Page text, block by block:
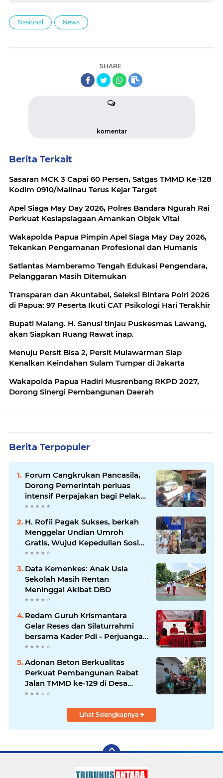
Nasional News
SHARE
komentar
Berita Terkait
Sasaran MCK 3 Capai 60 Persen, Satgas TMMD Ke-128
Kodim 0910/Malinau Terus Kejar Target
Apel Siaga May Day 2026, Polres Bandara Ngurah Rai
Perkuat Kesiapsiagaan Amankan Objek Vital
Wakapolda Papua Pimpin Apel Siaga May Day 2026,
Tekankan Pengamanan Profesional dan Humanis
Satlantas Mamberamo Tengah Edukasi Pengendara,
Pelanggaran Masih Ditemukan
Transparan dan Akuntabel, Seleksi Bintara Polri 2026
di Papua: 97 Peserta Ikuti CAT Psikologi Hari Terakhir
Bupati Malang. H. Sanusi tinjau Puskesmas Lawang,
akan Siapkan Ruang Rawat inap.
Menuju Persit Bisa 2, Persit Mulawarman Siap
Kenalkan Keindahan Sulam Tumpar di Jakarta
Wakapolda Papua Hadiri Musrenbang RKPD 2027,
Dorong Sinergi Pembangunan Daerah
Berita Terpopuler
Forum Cangkrukan Pancasila,
Dorong Pemerintah perluas
intensif Perpajakan bagi Pelaku
Usaha UMKM.
H. Rofii Pagak Sukses, berkah
Menggelar Undian Umroh
Gratis, Wujud Kepedulian Sosial
berbagi.
Data Kemenkes: Anak Usia
Sekolah Masih Rentan
Meninggal Akibat DBD
Redam Guruh Krismantara
Gelar Reses dan Silaturrahmi
bersama Kader Pdi - Perjuangan
Se -Kecamatan Lawang.
Adonan Beton Berkualitas
Perkuat Pembangunan Rabat
Jalan TMMD ke-129 di Desa
Ledoktempuro
Lihat Selengkapnya